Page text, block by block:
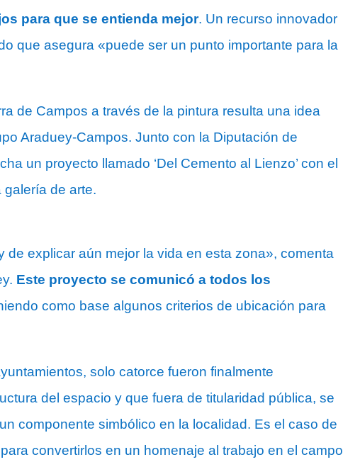
para que se entienda mejor. Un recurso innovador
que asegura «puede ser un punto importante para la
de Campos a través de la pintura resulta una idea
Araduey-Campos. Junto con la Diputación de
un proyecto llamado ‘Del Cemento al Lienzo’ con el
galería de arte.
explicar aún mejor la vida en esta zona», comenta
Este proyecto se comunicó a todos los
como base algunos criterios de ubicación para
solo catorce fueron finalmente
del espacio y que fuera de titularidad pública, se
componente simbólico en la localidad. Es el caso de
convertirlos en un homenaje al trabajo en el campo